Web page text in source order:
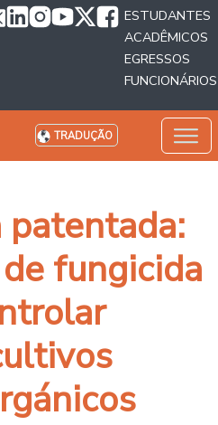
ESTUDANTES
ACADÊMICOS
EGRESSOS
FUNCIONÁRIOS
TRADUÇÃO
patentada:
fungicida